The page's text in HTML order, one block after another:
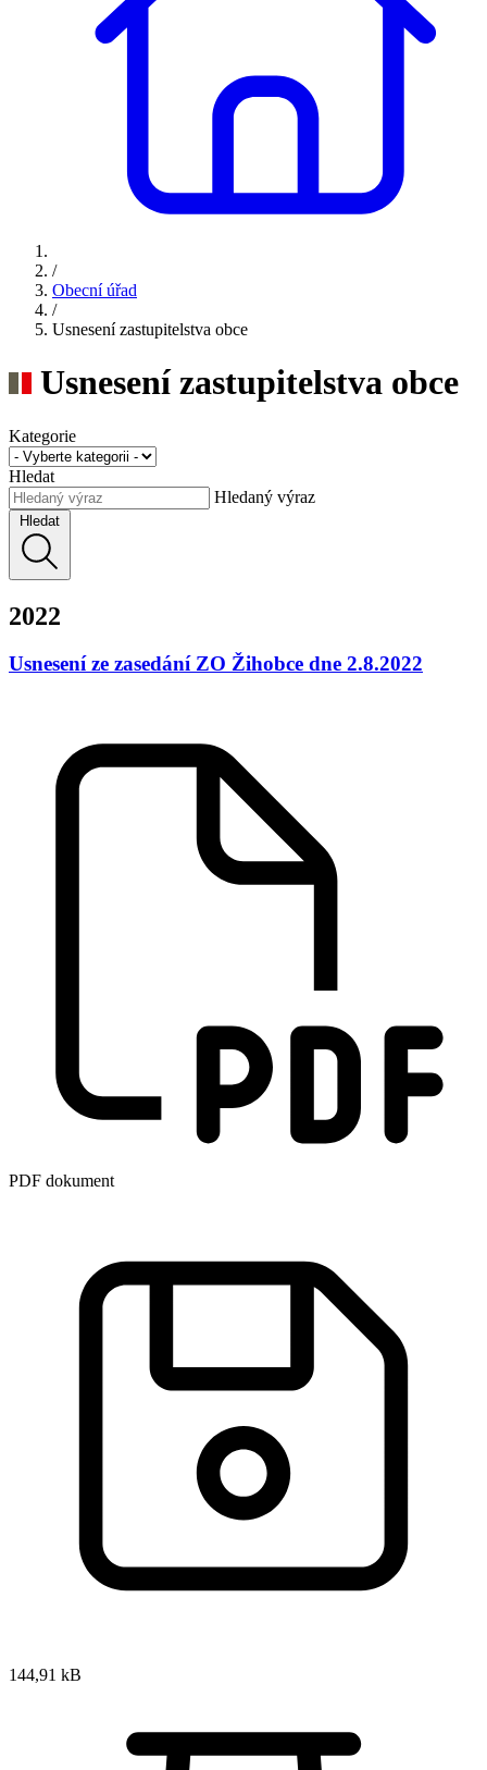
/
Obecní úřad
/
Usnesení zastupitelstva obce
Usnesení zastupitelstva obce
Kategorie
Hledat
Hledaný výraz
Hledat
2022
Usnesení ze zasedání ZO Žihobce dne 2.8.2022
PDF dokument
144,91 kB